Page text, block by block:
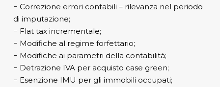
− Correzione errori contabili – rilevanza nel periodo
di imputazione;
− Flat tax incrementale;
− Modifiche al regime forfettario;
− Modifiche ai parametri della contabilità;
− Detrazione IVA per acquisto case green;
− Esenzione IMU per gli immobili occupati;